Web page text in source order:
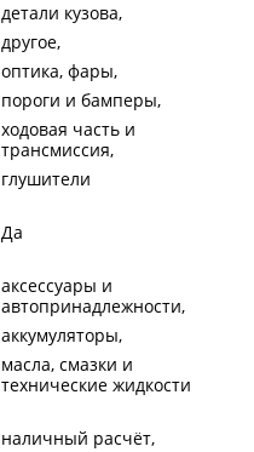
детали кузова
другое
оптика, фары
пороги и бамперы
ходовая часть и
трансмиссия
глушители
Да
аксессуары и
автопринадлежности
аккумуляторы
масла, смазки и
технические жидкости
наличный расчёт